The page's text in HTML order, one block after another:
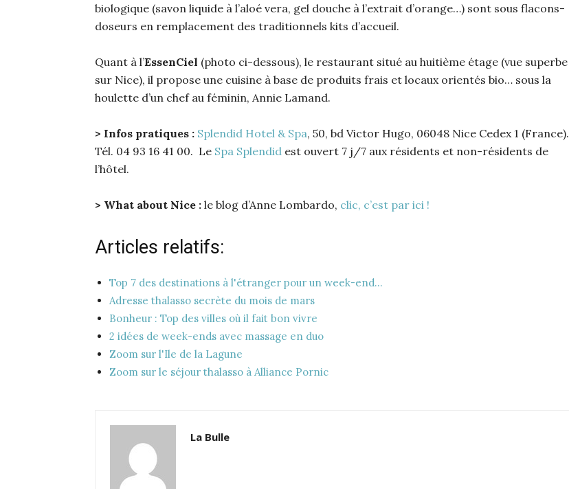
biologique (savon liquide à l’aloé vera, gel douche à l’extrait d’orange…) sont sous flacons-
doseurs en remplacement des traditionnels kits d’accueil.
Quant à l’EssenCiel (photo ci-dessous), le restaurant situé au huitième étage (vue superbe
sur Nice), il propose une cuisine à base de produits frais et locaux orientés bio… sous la
houlette d’un chef au féminin, Annie Lamand.
> Infos pratiques : Splendid Hotel & Spa, 50, bd Victor Hugo, 06048 Nice Cedex 1 (France).
Tél. 04 93 16 41 00. Le Spa Splendid est ouvert 7 j/7 aux résidents et non-résidents de
l’hôtel.
> What about Nice : le blog d’Anne Lombardo, clic, c’est par ici !
Articles relatifs:
Top 7 des destinations à l'étranger pour un week-end…
Adresse thalasso secrète du mois de mars
Bonheur : Top des villes où il fait bon vivre
2 idées de week-ends avec massage en duo
Zoom sur l'Ile de la Lagune
Zoom sur le séjour thalasso à Alliance Pornic
La Bulle